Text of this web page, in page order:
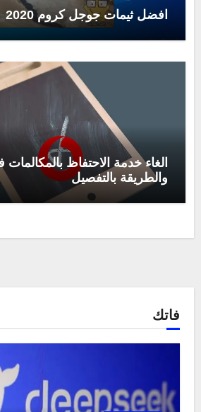
افضل ثيمات جوجل كروم 2020
الغاء خدمة الاحتفاظ
والطريقة بالتفصيل
فاتك